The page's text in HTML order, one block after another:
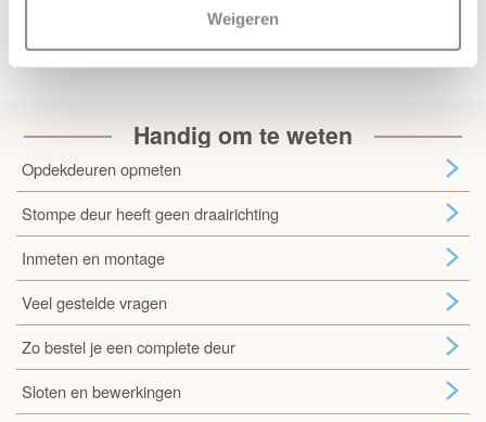
Weigeren
Terug
Handig om te weten
Opdekdeuren opmeten
Stompe deur heeft geen draairichting
Inmeten en montage
Veel gestelde vragen
Zo bestel je een complete deur
Sloten en bewerkingen